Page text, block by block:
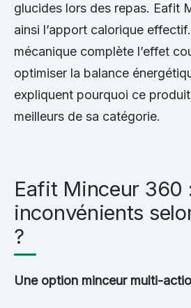
glucides lors des repas. Eafit
ainsi l’apport calorique
mécanique complète l’effet
optimiser la balance
expliquent pourquoi ce
meilleurs de sa catégorie.
Eafit Minceur 360
inconvénients
?
Une option minceur multi-